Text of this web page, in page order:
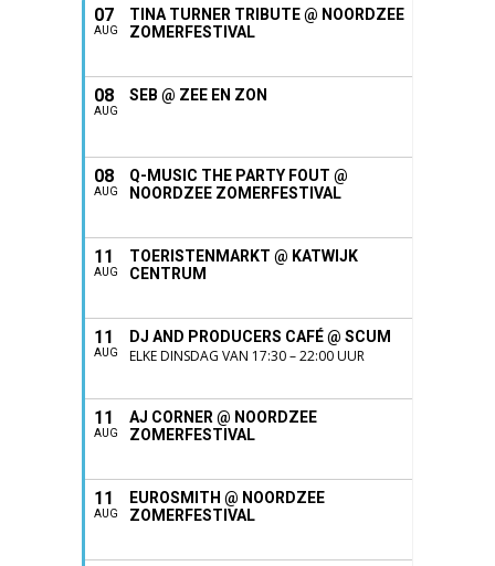
07
AUG
TINA TURNER TRIBUTE @ NOORDZEE
ZOMERFESTIVAL
08
AUG
SEB @ ZEE EN ZON
08
AUG
Q-MUSIC THE PARTY FOUT @
NOORDZEE ZOMERFESTIVAL
11
AUG
TOERISTENMARKT @ KATWIJK
CENTRUM
11
AUG
DJ AND PRODUCERS CAFÉ @ SCUM
ELKE DINSDAG VAN 17:30 – 22:00 UUR
11
AUG
AJ CORNER @ NOORDZEE
ZOMERFESTIVAL
11
AUG
EUROSMITH @ NOORDZEE
ZOMERFESTIVAL